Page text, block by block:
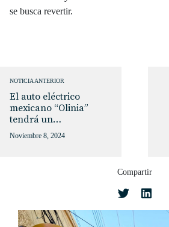
Compartir
se busca revertir.
NOTICIA ANTERIOR
El auto eléctrico
mexicano “Olinia”
tendrá un…
Noviembre 8, 2024